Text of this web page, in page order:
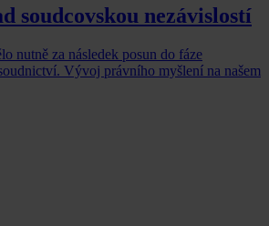
soudcovskou nezávislostí
nutně za následek posun do fáze
Vývoj právního myšlení na našem